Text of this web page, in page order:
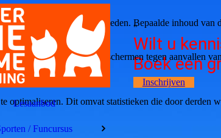
Lesaanbod
/ Funcursus
"
Wilt u
Boek een
Inschrijven
gebruikerservaring te bieden. Bepaalde inhoud
om deze te beschermen tegen aanvallen
Dit omvat statistieken die door derden